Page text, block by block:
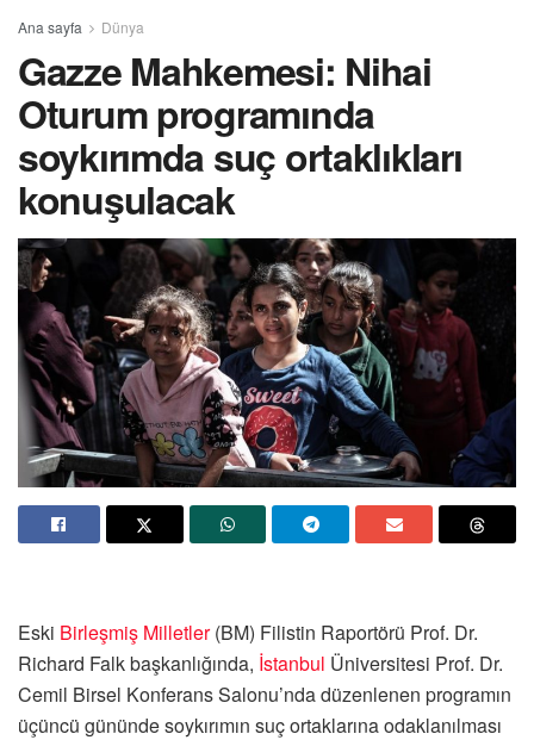
Ana sayfa Dünya
Gazze Mahkemesi: Nihai
Oturum programında
soykırımda suç ortaklıkları
konuşulacak
Eski Birleşmiş Milletler(BM) Filistin Raportörü Prof. Dr.
Richard Falk başkanlığında, İstanbul Üniversitesi Prof. Dr.
Cemil Birsel Konferans Salonu’nda düzenlenen programın
üçüncü gününde soykırımın suç ortaklarına odaklanılması